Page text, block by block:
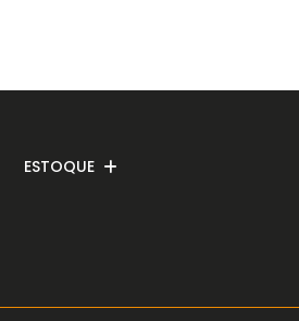
ESTOQUE